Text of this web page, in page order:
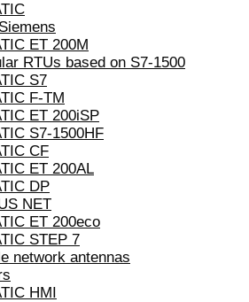
ET 200M
RTUs based on S7-1500
S7
F-TM
ET 200iSP
S7-1500HF
CF
ET 200AL
DP
NET
ET 200eco
STEP 7
network antennas
HMI